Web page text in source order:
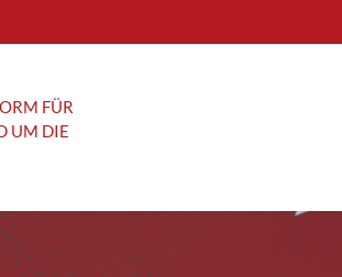
FÜR
UM DIE
Anlagewissen